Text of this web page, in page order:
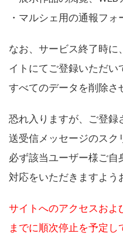
・マルシェ用の通報フォ
なお、サービス終了時に
イトにてご登録いただい
すべてのデータを削除さ
恐れ入りますが、ご登録
送受信メッセージのスク
必ず該当ユーザー様ご
対応をいただきますよう
サイトへのアクセスおよ
までに順次停止を予定し